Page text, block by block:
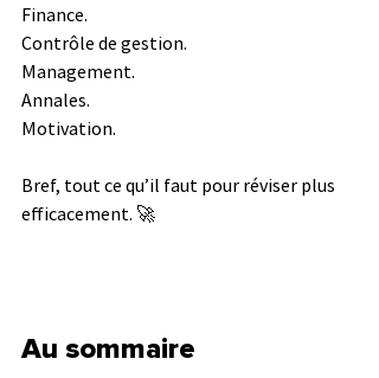
Finance.
Contrôle de gestion.
Management.
Annales.
Motivation.
Bref, tout ce qu’il faut pour réviser plus
efficacement. 🚀
Au sommaire